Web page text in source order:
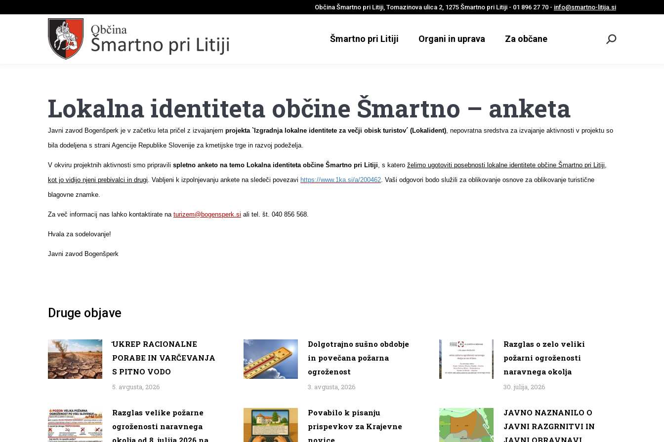
Občina Šmartno pri Litiji, Tomazinova ulica 2, 1275 Šmartno pri Litiji - 01 896 27 70 - info@smartno-litija.si
Šmartno pri Litiji Organi in uprava Za občane
Odpri
Lokalna identiteta občine Šmartno – anketa
Javni zavod Bogenšperk je v začetku leta pričel z izvajanjem projekta `Izgradnja lokalne identitete za večji obisk turistov´ (Lokalident), nepovratna sredstva za izvajanje aktivnosti v projektu so
bila dodeljena s strani Agencije Republike Slovenije za kmetijske trge in razvoj podeželja.
V okviru projektnih aktivnosti smo pripravili spletno anketo na temo Lokalna identiteta občine Šmartno pri Litiji, s katero želimo ugotoviti posebnosti lokalne identitete občine Šmartno pri Litiji,
kot jo vidijo njeni prebivalci in drugi. Vabljeni k izpolnjevanju ankete na sledeči povezavi https://www.1ka.si/a/200462. Vaši odgovori bodo služili za oblikovanje osnove za oblikovanje turistične
blagovne znamke.
Za več informacij nas lahko kontaktirate na turizem@bogensperk.si ali tel. št. 040 856 568.
Hvala za sodelovanje!
Javni zavod Bogenšperk
Druge objave
̌UKREP RACIONALNE
PORABE IN VARČEVANJA
S PITNO VODO
5. avgusta, 2026
Dolgotrajno sušno obdobje
in povečana požarna
ogroženost
3. avgusta, 2026
Razglas o zelo veliki
požarni ogroženosti
naravnega okolja
30. julija, 2026
Razglas velike požarne
ogroženosti naravnega
okolja od 8. julija 2026 na
Povabilo k pisanju
prispevkov za Krajevne
novice
JAVNO NAZNANILO O
JAVNI RAZGRNITVI IN
JAVNI OBRAVNAVI